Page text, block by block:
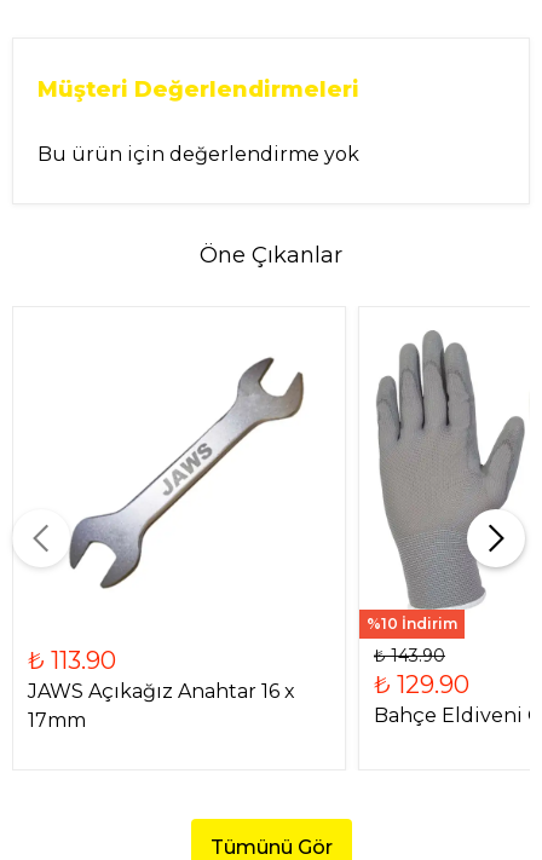
Müşteri Değerlendirmeleri
Bu ürün için değerlendirme yok
Öne Çıkanlar
₺ 113.90
JAWS Açıkağız Anahtar 16 x
17mm
%10 İndirim
₺ 143.90
₺ 129.90
Bahçe Eldiveni
Tümünü Gör